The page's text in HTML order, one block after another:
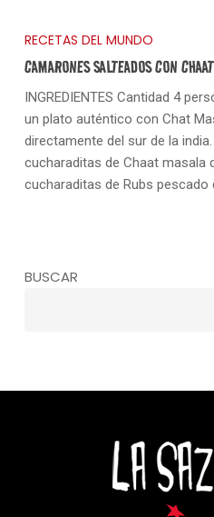
No hay
RECETAS DEL MUNDO
CAMARONES SALTEADOS CON
INGREDIENTES Cantidad 4
un plato auténtico con Chat
directamente del sur de la
cucharaditas de Chaat masala
cucharaditas de Rubs pescado
BUSCAR